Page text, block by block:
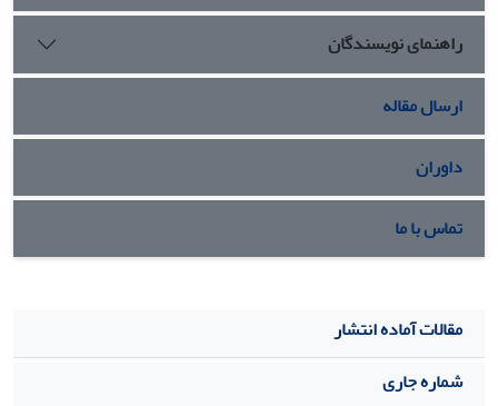
راهنمای نویسندگان
ارسال مقاله
داوران
تماس با ما
مقالات آماده انتشار
شماره جاری